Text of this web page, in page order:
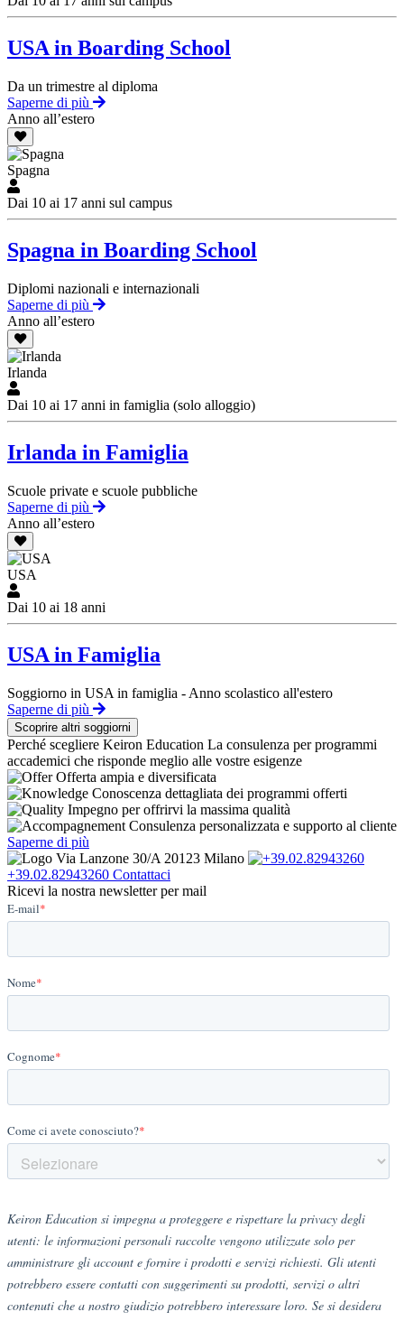
USA in Boarding School
Da un trimestre al diploma
Saperne di più
Anno all’estero
Spagna
Dai 10 ai 17 anni sul campus
Spagna in Boarding School
Diplomi nazionali e internazionali
Saperne di più
Anno all’estero
Irlanda
Dai 10 ai 17 anni in famiglia (solo alloggio)
Irlanda in Famiglia
Scuole private e scuole pubbliche
Saperne di più
Anno all’estero
USA
Dai 10 ai 18 anni
USA in Famiglia
Soggiorno in USA in famiglia - Anno scolastico all'estero
Saperne di più
Scoprire altri soggiorni
Perché scegliere Keiron Education La consulenza per programmi
accademici che risponde meglio alle vostre esigenze
Offerta ampia e diversificata
Conoscenza dettagliata dei programmi offerti
Impegno per offrirvi la massima qualità
Consulenza personalizzata e supporto al cliente
Saperne di più
Via Lanzone 30/A 20123 Milano
+39.02.82943260 Contattaci
Ricevi la nostra newsletter per mail